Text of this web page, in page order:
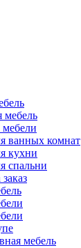
мебель
ванных комнат
кухни
спальни
мебель